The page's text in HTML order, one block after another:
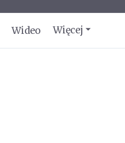
Wideo Więcej